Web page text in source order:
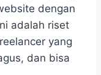
dengan
adalah riset
yang
dan bisa